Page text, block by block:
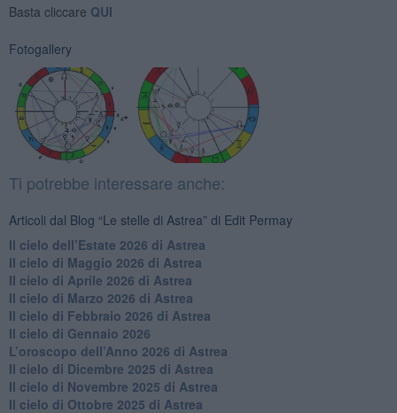
Basta cliccare QUI
Fotogallery
Ti potrebbe interessare anche:
Articoli dal Blog “Le stelle di Astrea” di Edit Permay
​Il cielo dell’Estate 2026 di Astrea
​Il cielo di Maggio 2026 di Astrea
​Il cielo di Aprile 2026 di Astrea
​Il cielo di Marzo 2026 di Astrea
​Il cielo di Febbraio 2026 di Astrea
Il cielo di Gennaio 2026
​L’oroscopo dell’Anno 2026 di Astrea
​Il cielo di Dicembre 2025 di Astrea
​Il cielo di Novembre 2025 di Astrea
​Il cielo di Ottobre 2025 di Astrea